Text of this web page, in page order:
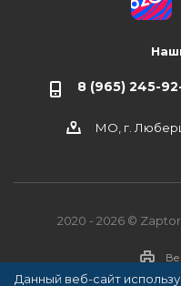
8 (965) 245-
МО, г.
2020 - 2026 ©
Данный веб-сайт